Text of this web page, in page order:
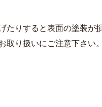
たりすると表面の塗装が
取り扱いにご注意下さい。